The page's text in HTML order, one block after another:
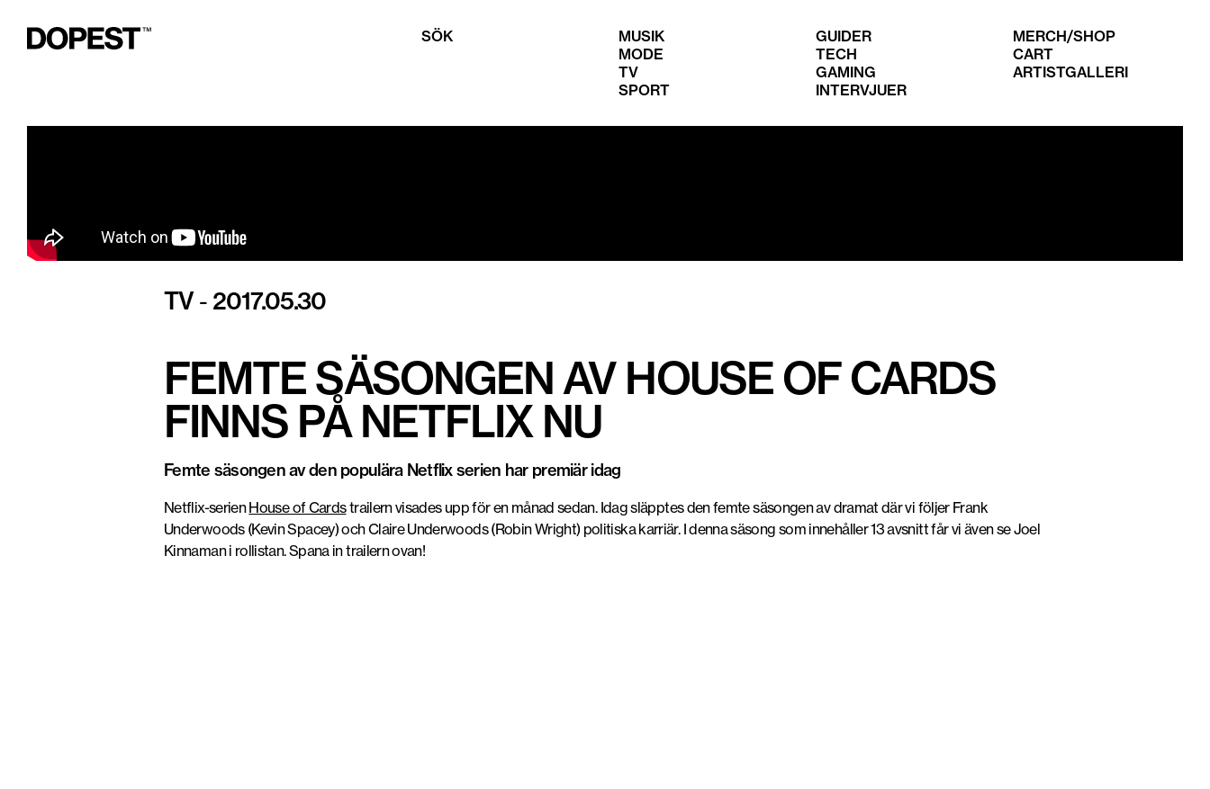
SÖK
MUSIK
MODE
TV
SPORT
GUIDER
TECH
GAMING
INTERVJUER
MERCH/SHOP
CART
ARTISTGALLERI
TV- 2017.05.30
FEMTE SÄSONGEN AV HOUSE OF CARDS
FINNS PÅ NETFLIX NU
Femte säsongen av den populära Netflix serien har premiär idag
Netflix-serienHouse of Cardstrailern visades upp för en månad sedan. Idag släpptes den femte säsongen av dramat där vi följer Frank
Underwoods (Kevin Spacey) och Claire Underwoods (Robin Wright) politiska karriär. I denna säsong som innehåller 13 avsnitt får vi även se Joel
Kinnaman i rollistan. Spana in trailern ovan!